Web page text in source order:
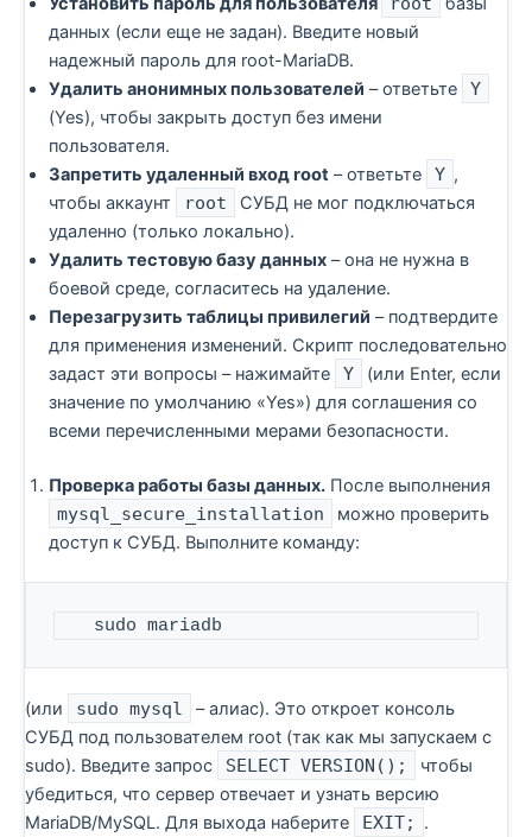
данных (если еще не задан). Введите новый
надежный пароль для root-MariaDB.
Удалить анонимных пользователей – ответьте Y
(Yes), чтобы закрыть доступ без имени
пользователя.
Запретить удаленный вход root – ответьте Y ,
чтобы аккаунт
root
СУБД не мог подключаться
удаленно (только локально).
Удалить тестовую базу данных – она не нужна в
боевой среде, согласитесь на удаление.
Перезагрузить таблицы привилегий – подтвердите
для применения изменений. Скрипт последовательно
задаст эти вопросы – нажимайте
Y
(или Enter, если
значение по умолчанию «Yes») для соглашения со
всеми перечисленными мерами безопасности.
Проверка работы базы данных. После выполнения
mysql_secure_installation
можно проверить
доступ к СУБД. Выполните команду:
   sudo mariadb
(или sudo mysql
– алиас). Это откроет консоль
СУБД под пользователем root (так как мы запускаем с
sudo). Введите запрос
SELECT VERSION();
чтобы
убедиться, что сервер отвечает и узнать версию
MariaDB/MySQL. Для выхода наберите
EXIT; .